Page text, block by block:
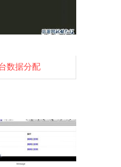
数据分配